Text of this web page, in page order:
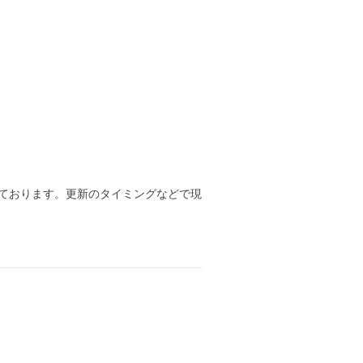
おります。更新のタイミングなどで現